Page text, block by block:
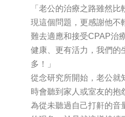
「老公的治療之路雖然
現這個問題，更感謝他不
難去適應和接受CPAP治
健康、更有活力，我們的
多！」
從念研究所開始，老公就
時會聽到家人或室友的抱
為從未聽過自己打鼾的音